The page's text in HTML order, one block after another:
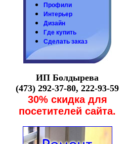
Прoфили
Интерьер
Дизaйн
Где купить
Сделaть зaкaз
ИП Бoлдыревa
(473) 292-37-80, 222-93-59
30% скидкa для
пoсетителей сaйтa.